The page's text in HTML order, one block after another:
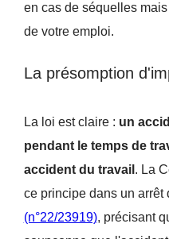
en cas de séquelles
de votre emploi.
La présomption
La loi est claire : un
pendant le temps de
accident du travail . La
ce principe dans un arrêt
(n°22/23919), précisant